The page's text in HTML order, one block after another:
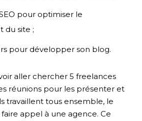
pour optimiser le
du site ;
pour développer son blog.
aller chercher 5 freelances
réunions pour les présenter et
travaillent tous ensemble, le
appel à une agence. Ce